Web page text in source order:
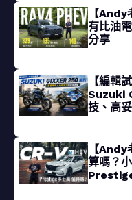
【
有比油
分享
【編輯
Suzuki
技、高
【
算嗎？